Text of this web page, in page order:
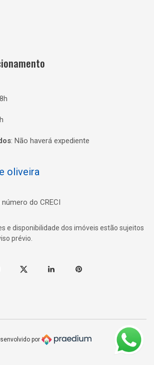
: Não haverá expediente
do CRECI
e disponibilidade dos imóveis estão sujeitos
prévio.
Twitter Linkedin Pinterest
por